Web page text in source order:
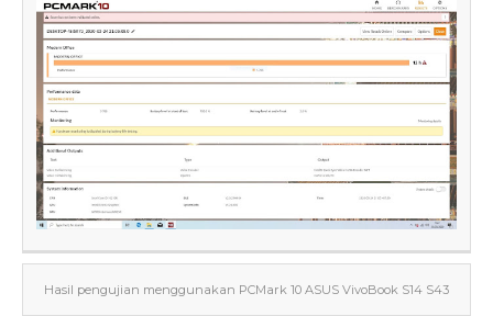
Hasil pengujian menggunakan PCMark 10 ASUS VivoBook S14 S43